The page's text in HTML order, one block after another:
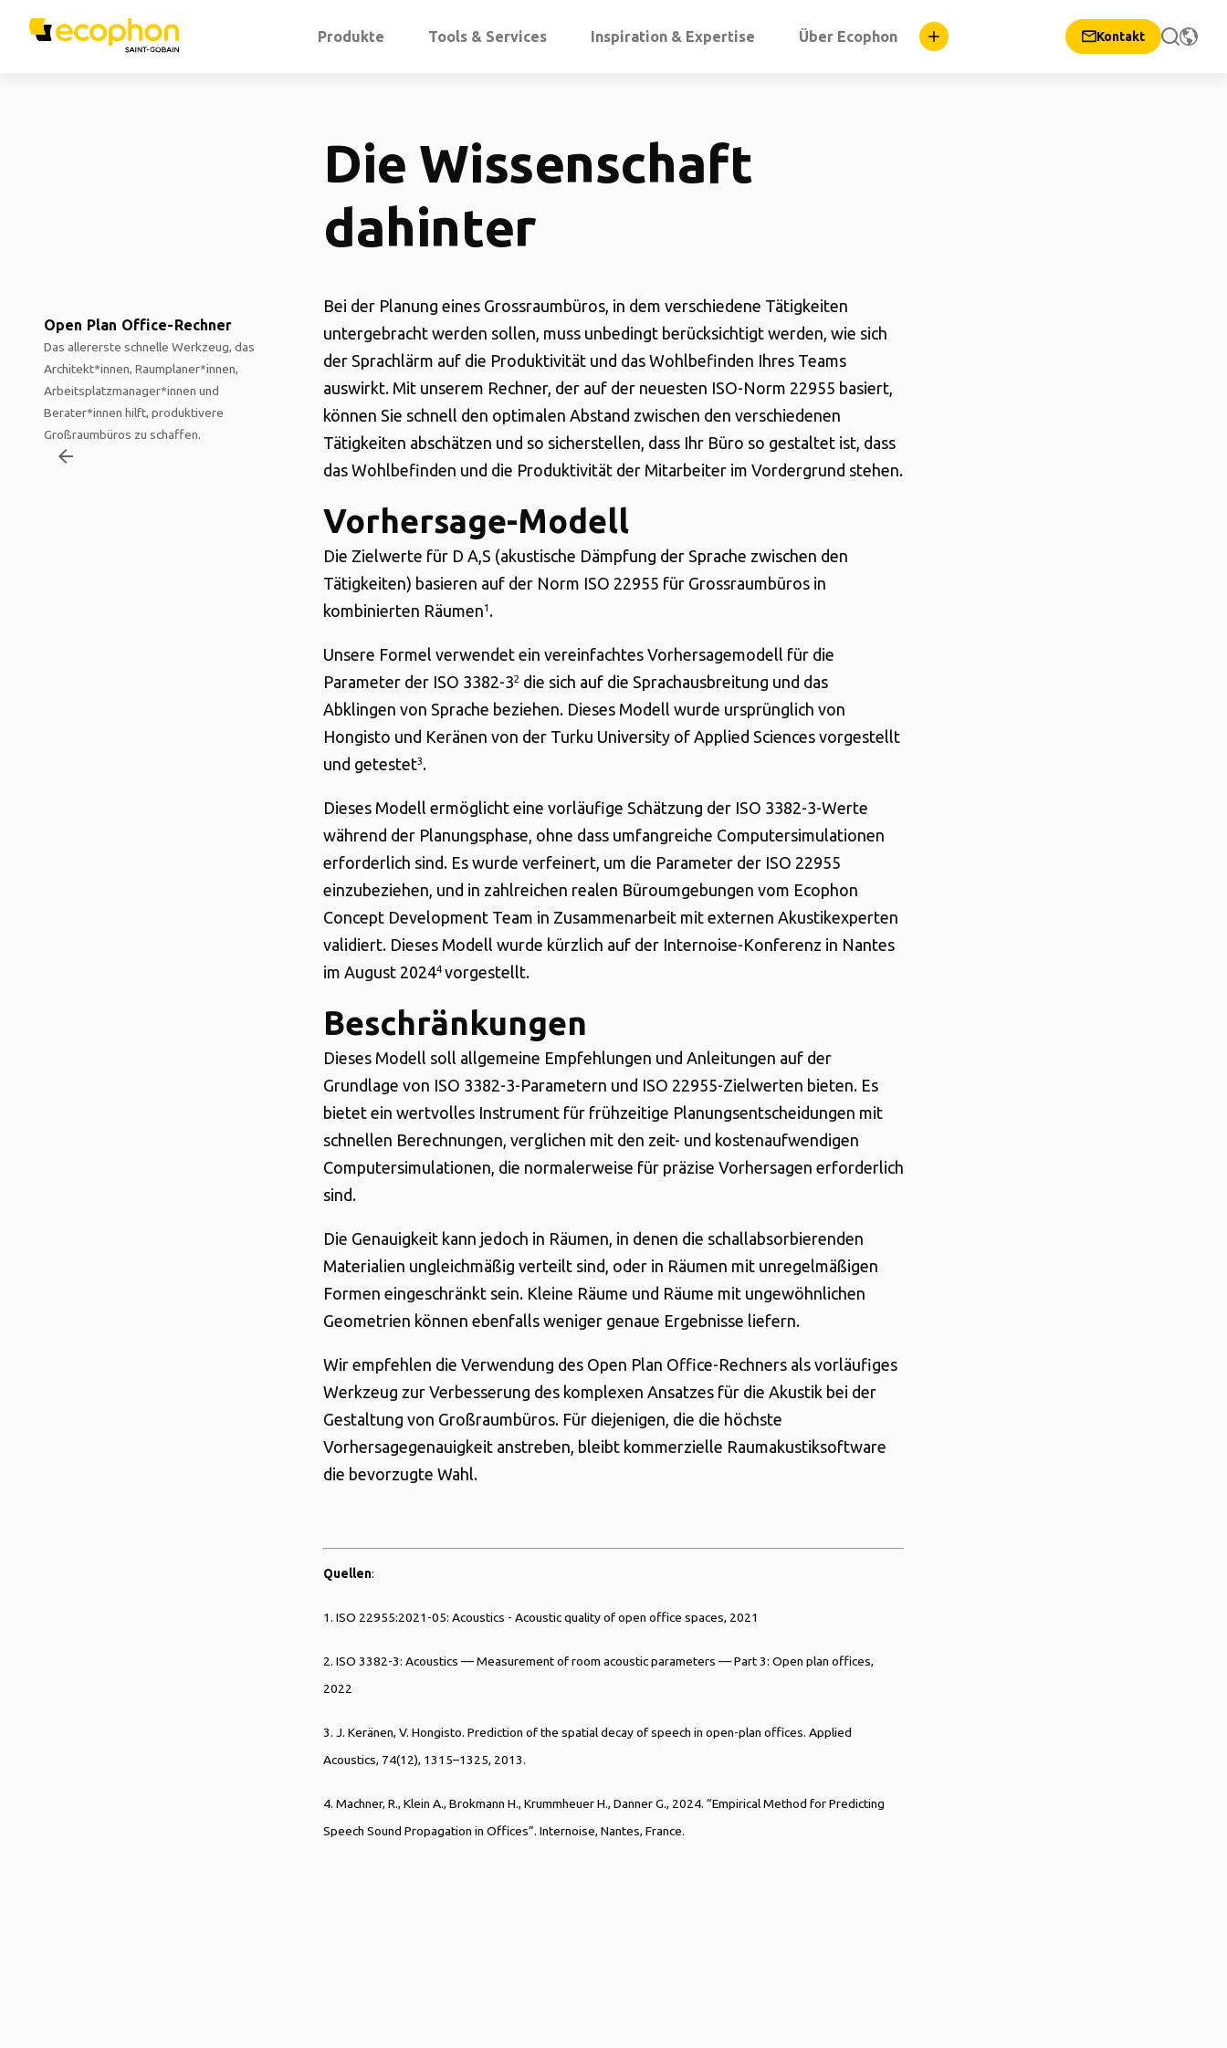
Produkte Tools & Services Inspiration & Expertise Über Ecophon Kontakt
Die Wissenschaft
dahinter
Open Plan Office-Rechner
Das allererste schnelle Werkzeug, das
Architekt*innen, Raumplaner*innen,
Arbeitsplatzmanager*innen und
Berater*innen hilft, produktivere
Großraumbüros zu schaffen.
arrow_backward
Bei der Planung eines Grossraumbüros, in dem verschiedene Tätigkeiten
untergebracht werden sollen, muss unbedingt berücksichtigt werden, wie sich
der Sprachlärm auf die Produktivität und das Wohlbefinden Ihres Teams
auswirkt. Mit unserem Rechner, der auf der neuesten ISO-Norm 22955 basiert,
können Sie schnell den optimalen Abstand zwischen den verschiedenen
Tätigkeiten abschätzen und so sicherstellen, dass Ihr Büro so gestaltet ist, dass
das Wohlbefinden und die Produktivität der Mitarbeiter im Vordergrund stehen.
Vorhersage-Modell
Die Zielwerte für D A,S (akustische Dämpfung der Sprache zwischen den
Tätigkeiten) basieren auf der Norm ISO 22955 für Grossraumbüros in
kombinierten Räumen1 .
Unsere Formel verwendet ein vereinfachtes Vorhersagemodell für die
Parameter der ISO 3382-32 die sich auf die Sprachausbreitung und das
Abklingen von Sprache beziehen. Dieses Modell wurde ursprünglich von
Hongisto und Keränen von der Turku University of Applied Sciences vorgestellt
und getestet3.
Dieses Modell ermöglicht eine vorläufige Schätzung der ISO 3382-3-Werte
während der Planungsphase, ohne dass umfangreiche Computersimulationen
erforderlich sind. Es wurde verfeinert, um die Parameter der ISO 22955
einzubeziehen, und in zahlreichen realen Büroumgebungen vom Ecophon
Concept Development Team in Zusammenarbeit mit externen Akustikexperten
validiert. Dieses Modell wurde kürzlich auf der Internoise-Konferenz in Nantes
im August 20244 vorgestellt.
Beschränkungen
Dieses Modell soll allgemeine Empfehlungen und Anleitungen auf der
Grundlage von ISO 3382-3-Parametern und ISO 22955-Zielwerten bieten. Es
bietet ein wertvolles Instrument für frühzeitige Planungsentscheidungen mit
schnellen Berechnungen, verglichen mit den zeit- und kostenaufwendigen
Computersimulationen, die normalerweise für präzise Vorhersagen erforderlich
sind.
Die Genauigkeit kann jedoch in Räumen, in denen die schallabsorbierenden
Materialien ungleichmäßig verteilt sind, oder in Räumen mit unregelmäßigen
Formen eingeschränkt sein. Kleine Räume und Räume mit ungewöhnlichen
Geometrien können ebenfalls weniger genaue Ergebnisse liefern.
Wir empfehlen die Verwendung des Open Plan Office-Rechners als vorläufiges
Werkzeug zur Verbesserung des komplexen Ansatzes für die Akustik bei der
Gestaltung von Großraumbüros. Für diejenigen, die die höchste
Vorhersagegenauigkeit anstreben, bleibt kommerzielle Raumakustiksoftware
die bevorzugte Wahl.
Quellen:
1. ISO 22955:2021-05: Acoustics - Acoustic quality of open office spaces, 2021
2. ISO 3382-3: Acoustics — Measurement of room acoustic parameters — Part 3: Open plan offices,
2022
3. J. Keränen, V. Hongisto. Prediction of the spatial decay of speech in open-plan offices. Applied
Acoustics, 74(12), 1315–1325, 2013.
4. Machner, R., Klein A., Brokmann H., Krummheuer H., Danner G., 2024. “Empirical Method for Predicting
Speech Sound Propagation in Offices”. Internoise, Nantes, France.